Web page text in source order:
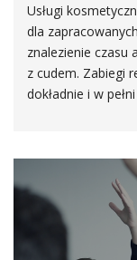
Usługi
dla
znalezienie czasu
z cudem. Zabiegi
dokładnie i w